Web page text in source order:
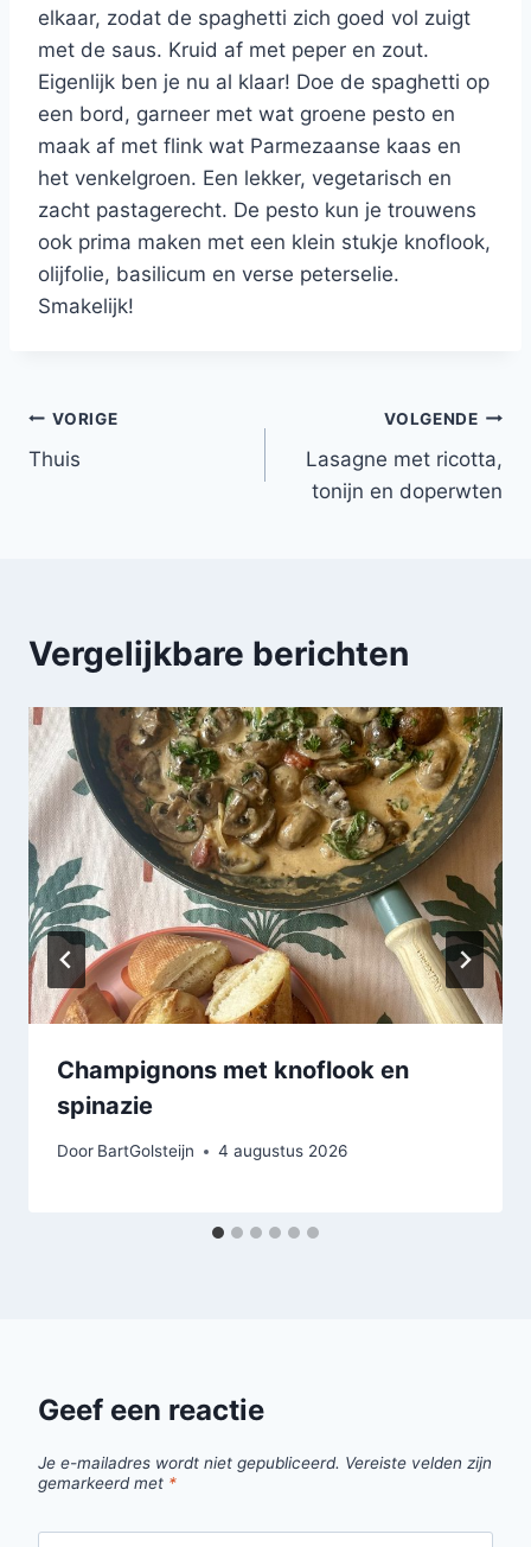
elkaar, zodat de spaghetti zich goed vol zuigt
met de saus. Kruid af met peper en zout.
Eigenlijk ben je nu al klaar! Doe de spaghetti op
een bord, garneer met wat groene pesto en
maak af met flink wat Parmezaanse kaas en
het venkelgroen. Een lekker, vegetarisch en
zacht pastagerecht. De pesto kun je trouwens
ook prima maken met een klein stukje knoflook,
olijfolie, basilicum en verse peterselie.
Smakelijk!
Bericht
navigatie
VORIGE
Thuis
VOLGENDE
Lasagne met ricotta,
tonijn en doperwten
Vergelijkbare berichten
Champignons met knoflook en
spinazie
Door BartGolsteijn 4 augustus 2026
Geef een reactie
Je e-mailadres wordt niet gepubliceerd. Vereiste velden zijn
gemarkeerd met *